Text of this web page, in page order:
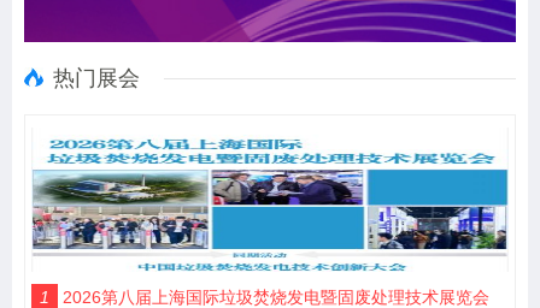
热门展会
1 2026第八届上海国际垃圾焚烧发电暨固废处理技术展览会